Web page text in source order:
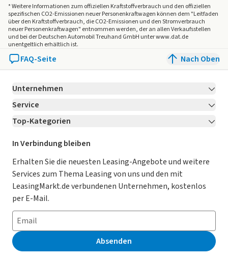
* Weitere Informationen zum offiziellen Kraftstoffverbrauch und den offiziellen
spezifischen CO2-Emissionen neuer Personenkraftwagen können dem "Leitfaden
über den Kraftstoffverbrauch, die CO2-Emissionen und den Stromverbrauch
neuer Personenkraftwagen" entnommen werden, der an allen Verkaufsstellen
und bei der Deutschen Automobil Treuhand GmbH unter www.dat.de
unentgeltlich erhältlich ist.
FAQ-Seite Nach Oben
Unternehmen
Über LeasingMarkt.de
Karriere Jetzt bewerben!
Für Händler
Kooperation mit AutoScout24
AGB
Datenschutz
Impressum
Erklärung zur Barrierefreiheit
Presse
Service
Kontakt
Ratgeber
Magazin
Datenschutz-Einstellungen
So funktioniert’s
Häufig gestellte Fragen
Leasing-Lexikon
Auto-Tests
Top-Kategorien
Leasing Deals
Gebrauchtwagen Leasing
Leasing ohne Anzahlung
E-Auto Leasing
Privatleasing
Leasing-Vergleiche
Herstellerverzeichnis
In Verbindung bleiben
Erhalten Sie die neuesten Leasing-Angebote und weitere
Services zum Thema Leasing von uns und den mit
LeasingMarkt.de verbundenen Unternehmen, kostenlos
per E-Mail.
Absenden